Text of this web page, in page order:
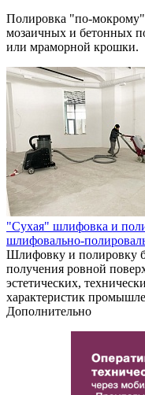
Полировка "по-мокрому"
мозаичных и бетонных
или мраморной крошки.
"Сухая" шлифовка и
шлифовально-
Шлифовку и полировку
получения ровной
эстетических,
характеристик
Дополнительно